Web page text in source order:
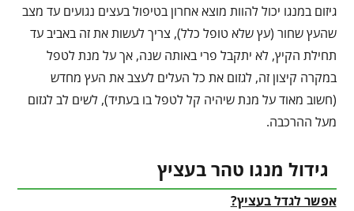
גיזום במנגו יכול להוות מוצא אחרון בטיפול בעצים נגועים עד מצב
שהעץ שחור (עץ שלא טופל כלל), צריך לעשות את זה באביב עד
תחילת הקיץ, לא יתקבל פרי באותה שנה, אך על מנת לטפל
במקרה קיצון זה, לגזום את כל העלים לעצב את העץ מחדש
(חשוב מאוד על מנת שיהיה קל לטפל בו בעתיד), לשים לב לגזום
מעל ההרכבה.
גידול מנגו טהר בעציץ
אפשר לגדל בעציץ?